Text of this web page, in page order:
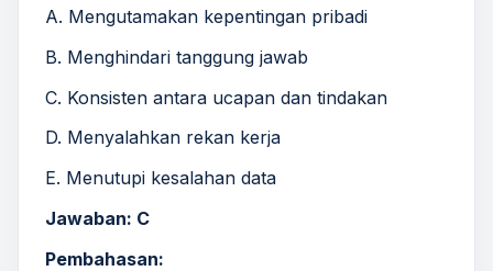
A. Mengutamakan kepentingan pribadi
B. Menghindari tanggung jawab
C. Konsisten antara ucapan dan tindakan
D. Menyalahkan rekan kerja
E. Menutupi kesalahan data
Jawaban: C
Pembahasan: